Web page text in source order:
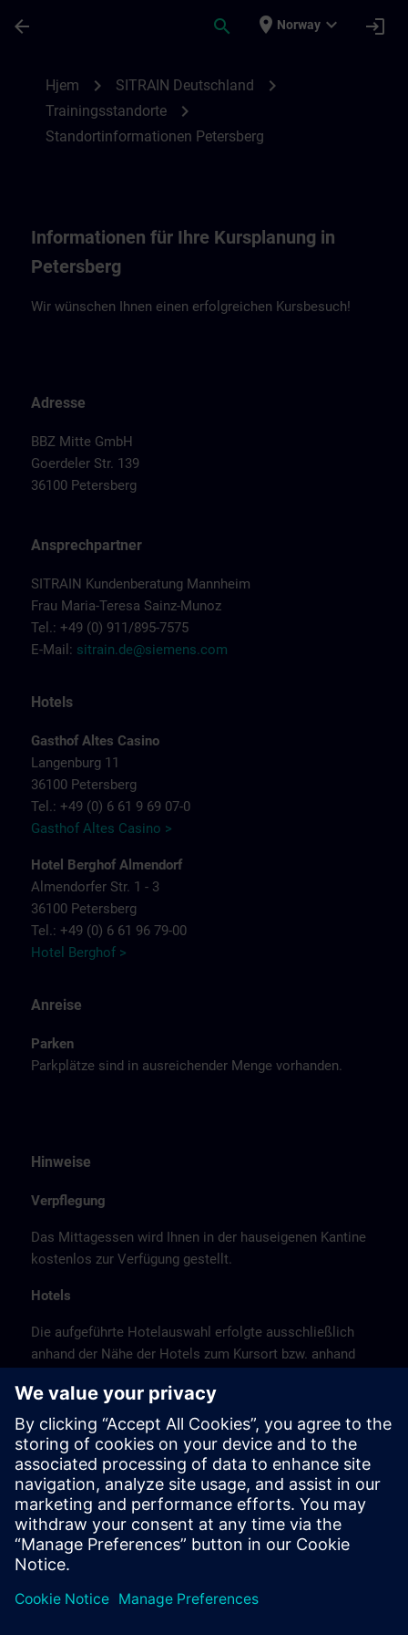
arrow_back search place Norway expand_more login
Hjem chevron_right SITRAIN Deutschland chevron_right
Trainingsstandorte chevron_right
Standortinformationen Petersberg
Informationen für Ihre Kursplanung in
Petersberg
Wir wünschen Ihnen einen erfolgreichen Kursbesuch!
Adresse
BBZ Mitte GmbH
Goerdeler Str. 139
36100 Petersberg
Ansprechpartner
SITRAIN Kundenberatung Mannheim
Frau Maria-Teresa Sainz-Munoz
Tel.: +49 (0) 911/895-7575
E-Mail: sitrain.de@siemens.com
Hotels
Gasthof Altes Casino
Langenburg 11
36100 Petersberg
Tel.: +49 (0) 6 61 9 69 07-0
Gasthof Altes Casino >
Hotel Berghof Almendorf
Almendorfer Str. 1 - 3
36100 Petersberg
Tel.: +49 (0) 6 61 96 79-00
Hotel Berghof >
Anreise
Parken
Parkplätze sind in ausreichender Menge vorhanden.
Hinweise
Verpflegung
Das Mittagessen wird Ihnen in der hauseigenen Kantine
kostenlos zur Verfügung gestellt.
Hotels
Die aufgeführte Hotelauswahl erfolgte ausschließlich
anhand der Nähe der Hotels zum Kursort bzw. anhand
Veranstaltungsort.
Es handelt sich hierbei nicht um Siemens-
Vertragshotels, daher können wir für die Qualität der
Hotels keine Gewähr übernehmen.
Stornierung
Bitte stornieren Sie schriftlich.